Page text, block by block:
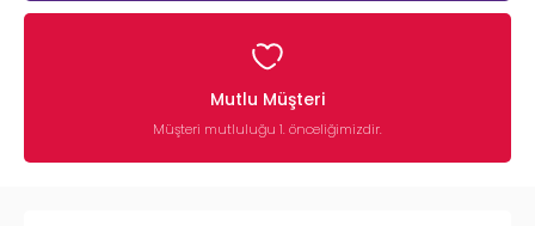
Mutlu Müşteri
Müşteri mutluluğu 1. önceliğimizdir.